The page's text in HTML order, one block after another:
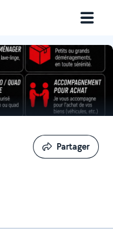
Partager
Partager